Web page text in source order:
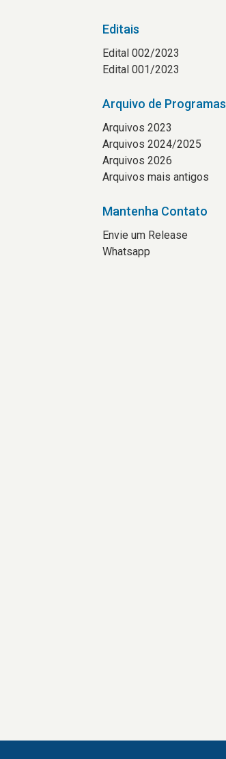
Editais
Edital 002/2023
Edital 001/2023
Arquivo de Programas
Arquivos 2023
Arquivos 2024/2025
Arquivos 2026
Arquivos mais antigos
Mantenha Contato
Envie um Release
Whatsapp